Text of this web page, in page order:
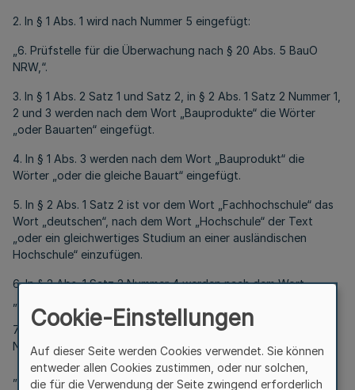
2. In § 1 Abs. 1 wird nach Nummer 5 eingefügt:
„6. Prüfstelle für die Überwachung nach § 20 Abs. 5 BauO
NRW,“.
3. In § 1 Abs. 2 Satz 1 und Satz 2, in § 2 Abs. 1 Satz 2 Nummer 1,
2 und 3 werden nach dem Wort „Bauprodukte“ die Wörter
„oder Bauarten“ eingefügt.
4. In § 1 Abs. 3 werden nach dem Wort „Bauprodukt“ die
Wörter „oder die gleiche Bauart“ eingefügt.
5. In § 2 Abs. 1 Satz 2 ist vor dem Wort „Fachhochschule“ das
Wort „deutschen“, nach dem Wort „Hochschule“ der Text
„oder ein gleichwertiges Studium an einer ausländischen
Hochschule“ einzufügen.
6. In § 2 Abs. 1 Satz 2 Nummer 4 werden nach dem Wort
7. In § 2 Abs. 1 Satz 2 wird nach Nummer 4 eine zusätzliche
Nummer 5 mit dem Wortlaut:
„5. für Prüfstellen nach § 1 Abs. 1 Nummer 6 eine mindestens
Cookie-Einstellungen
Auf dieser Seite werden Cookies verwendet. Sie können
entweder allen Cookies zustimmen, oder nur solchen,
die für die Verwendung der Seite zwingend erforderlich